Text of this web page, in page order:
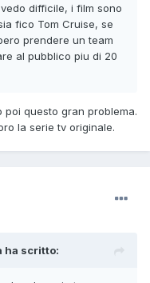
difficile, i film sono
fico Tom Cruise, se
prendere un team
al pubblico piu di 20
poi questo gran problema.
la serie tv originale.
ha scritto: